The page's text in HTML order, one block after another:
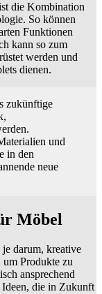
die Kombination
So können
Funktionen
kann so zum
werden und
dienen.
zukünftige
und
in den
neue
Möbel
darum, kreative
Produkte zu
ansprechend
Ideen, die in Zukunft